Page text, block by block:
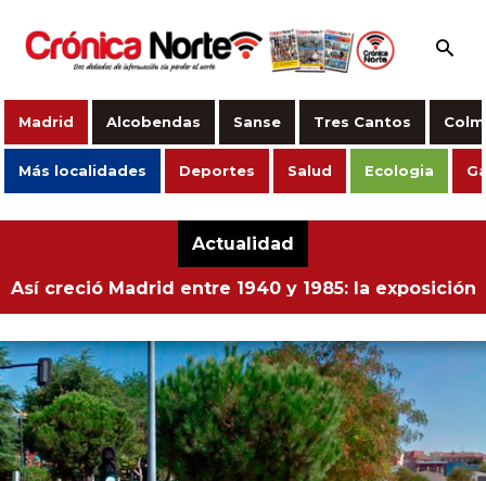
Madrid Alcobendas Sanse Tres Cantos
Más localidades Deportes Salud Ecologia
Actualidad
Así creció Madrid entre 1940 y 1985: la exposición